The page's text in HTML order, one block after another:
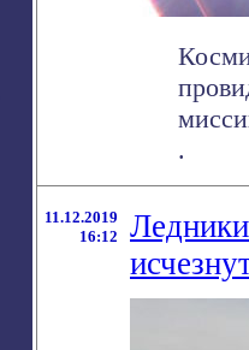
.
11.12.2019
16:12